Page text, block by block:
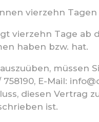
vierzehn
vierzehn Tage ab
haben bzw. hat.
müssen
758190, E-Mail:
diesen Vertrag
ist.